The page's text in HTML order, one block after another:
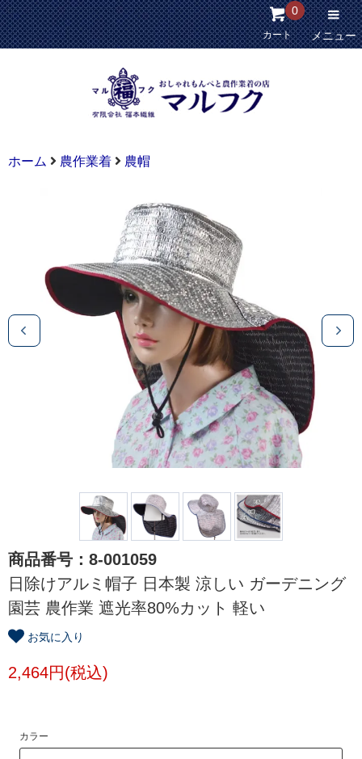
カート
0
メニュー
ホーム 農作業着 農帽
商品番号：8-001059
日除けアルミ帽子 日本製 涼しい ガーデニング
園芸 農作業 遮光率80%カット 軽い
お気に入り
2,464円(税込)
カラー